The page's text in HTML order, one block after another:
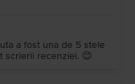
a fost una de 5 stele
scrierii recenziei. 😊